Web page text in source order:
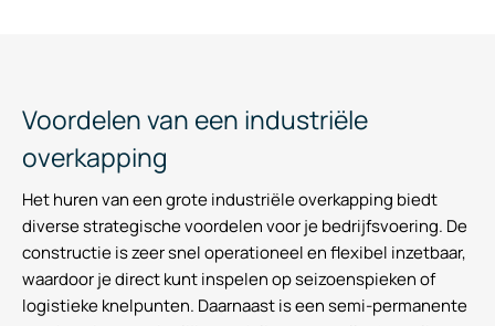
Voordelen van een industriële
overkapping
Het huren van een grote industriële overkapping biedt
diverse strategische voordelen voor je bedrijfsvoering. De
constructie is zeer snel operationeel en flexibel inzetbaar,
waardoor je direct kunt inspelen op seizoenspieken of
logistieke knelpunten. Daarnaast is een semi-permanente